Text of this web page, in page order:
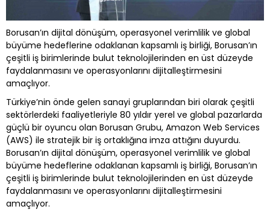
Borusan’ın dijital dönüşüm, operasyonel verimlilik ve global
büyüme hedeflerine odaklanan kapsamlı iş birliği, Borusan’ın
çeşitli iş birimlerinde bulut teknolojilerinden en üst düzeyde
faydalanmasını ve operasyonlarını dijitalleştirmesini
amaçlıyor.
Türkiye’nin önde gelen sanayi gruplarından biri olarak çeşitli
sektörlerdeki faaliyetleriyle 80 yıldır yerel ve global pazarlarda
güçlü bir oyuncu olan Borusan Grubu, Amazon Web Services
(AWS) ile stratejik bir iş ortaklığına imza attığını duyurdu.
Borusan’ın dijital dönüşüm, operasyonel verimlilik ve global
büyüme hedeflerine odaklanan kapsamlı iş birliği, Borusan’ın
çeşitli iş birimlerinde bulut teknolojilerinden en üst düzeyde
faydalanmasını ve operasyonlarını dijitalleştirmesini
amaçlıyor.